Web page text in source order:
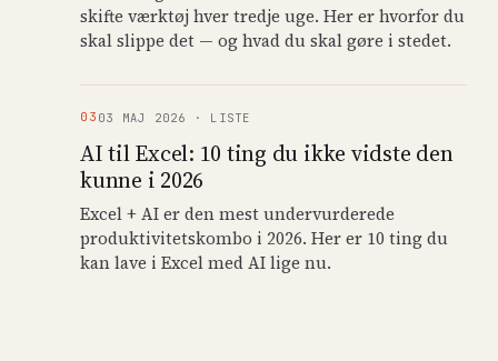
skifte værktøj hver tredje uge. Her er hvorfor du
skal slippe det — og hvad du skal gøre i stedet.
03 03 MAJ 2026 · LISTE
AI til Excel: 10 ting du ikke vidste den
kunne i 2026
Excel + AI er den mest undervurderede
produktivitetskombo i 2026. Her er 10 ting du
kan lave i Excel med AI lige nu.